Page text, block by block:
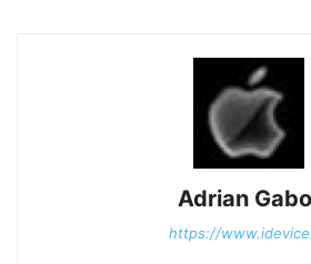
Adrian
https://